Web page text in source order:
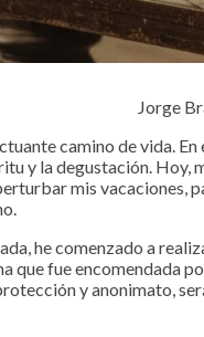
Jorge
camino de vida. En
y la degustación. Hoy,
mis vacaciones,
he comenzado a
que fue encomendada
y anonimato,